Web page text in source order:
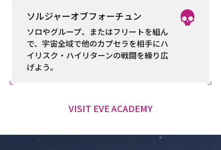
ソルジャーオブフォーチュン
ソロやグループ、またはフリートを組ん
で、宇宙全域で他のカプセラを相手にハ
イリスク・ハイリターンの戦闘を繰り広
げよう。
VISIT EVE ACADEMY